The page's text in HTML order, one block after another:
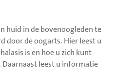
huid in de bovenoogleden te
door de oogarts. Hier leest u
is en hoe u zich kunt
leest u informatie